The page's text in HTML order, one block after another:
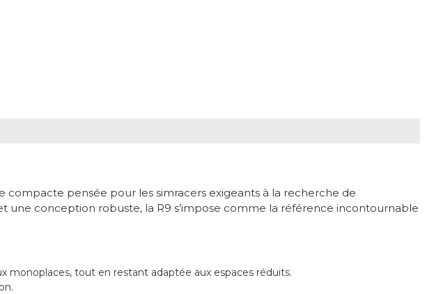
compacte pensée pour les simracers exigeants à la recherche de
conception robuste, la R9 s’impose comme la référence incontournable
monoplaces, tout en restant adaptée aux espaces réduits.